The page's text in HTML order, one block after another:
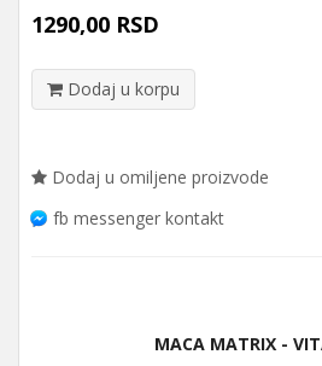
1290,00 RSD
Dodaj u korpu
Dodaj u omiljene proizvode
fb messenger kontakt
MACA MATRIX -